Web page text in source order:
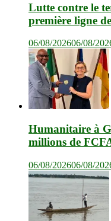
Lutte contre le
première ligne
06/08/202606/08/
Humanitaire à
millions de
06/08/202606/08/